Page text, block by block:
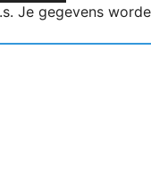
Je gegevens